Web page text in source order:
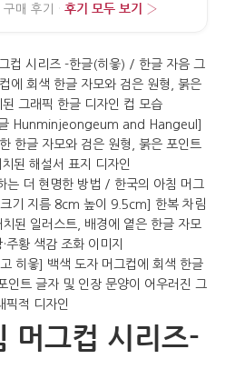
구매 후기 · 후기 모두 보기 ›
머그컵 시리즈-